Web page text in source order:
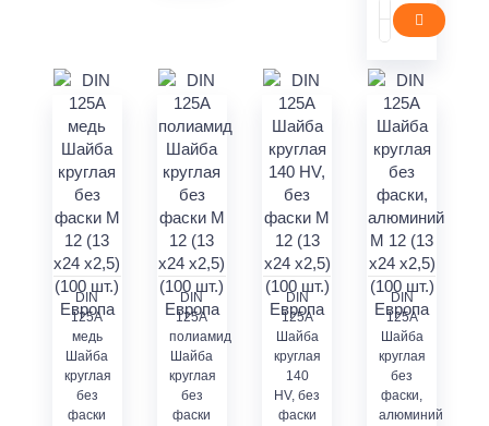
DIN
125A
медь
Шайба
круглая
без
фаски
DIN
125A
полиамид
Шайба
круглая
без
фаски
DIN
125A
Шайба
круглая
140
HV, без
фаски
DIN
125А
Шайба
круглая
без
фаски,
алюминий